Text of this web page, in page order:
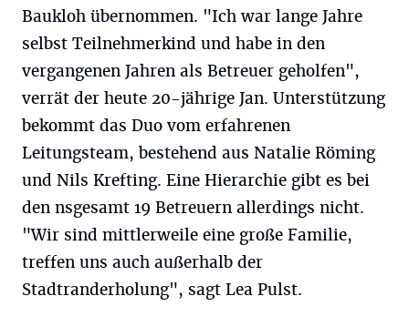
Baukloh übernommen. "Ich war lange Jahre
selbst Teilnehmerkind und habe in den
vergangenen Jahren als Betreuer geholfen",
verrät der heute 20-jährige Jan. Unterstützung
bekommt das Duo vom erfahrenen
Leitungsteam, bestehend aus Natalie Röming
und Nils Krefting. Eine Hierarchie gibt es bei
den nsgesamt 19 Betreuern allerdings nicht.
"Wir sind mittlerweile eine große Familie,
treffen uns auch außerhalb der
Stadtranderholung", sagt Lea Pulst.